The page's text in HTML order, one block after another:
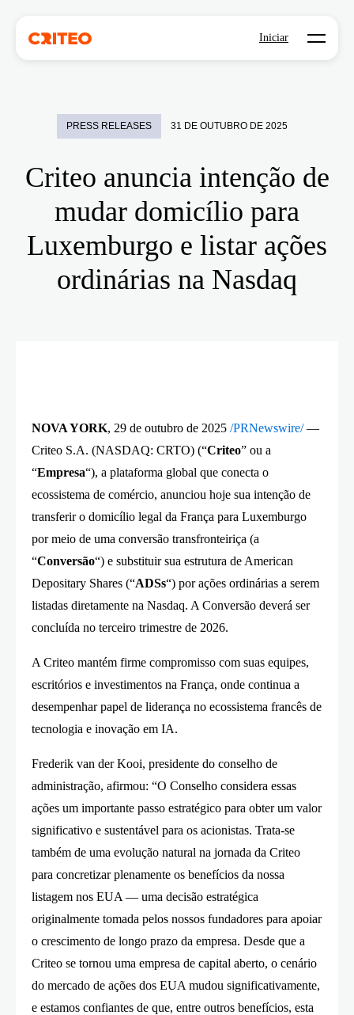
Iniciar Open
PRESS RELEASES 31 DE OUTUBRO DE 2025
Criteo anuncia intenção de
mudar domicílio para
Luxemburgo e listar ações
ordinárias na Nasdaq
NOVA YORK, 29 de outubro de 2025 /PRNewswire/—
Criteo S.A. (NASDAQ: CRTO) (“Criteo” ou a
“Empresa“), a plataforma global que conecta o
ecossistema de comércio, anunciou hoje sua intenção de
transferir o domicílio legal da França para Luxemburgo
por meio de uma conversão transfronteiriça (a
“Conversão“) e substituir sua estrutura de American
Depositary Shares (“ADSs“) por ações ordinárias a serem
listadas diretamente na Nasdaq. A Conversão deverá ser
concluída no terceiro trimestre de 2026.
A Criteo mantém firme compromisso com suas equipes,
escritórios e investimentos na França, onde continua a
desempenhar papel de liderança no ecossistema francês de
tecnologia e inovação em IA.
Frederik van der Kooi, presidente do conselho de
administração, afirmou: “O Conselho considera essas
ações um importante passo estratégico para obter um valor
significativo e sustentável para os acionistas. Trata-se
também de uma evolução natural na jornada da Criteo
para concretizar plenamente os benefícios da nossa
listagem nos EUA — uma decisão estratégica
originalmente tomada pelos nossos fundadores para apoiar
o crescimento de longo prazo da empresa. Desde que a
Criteo se tornou uma empresa de capital aberto, o cenário
do mercado de ações dos EUA mudou significativamente,
e estamos confiantes de que, entre outros benefícios, esta